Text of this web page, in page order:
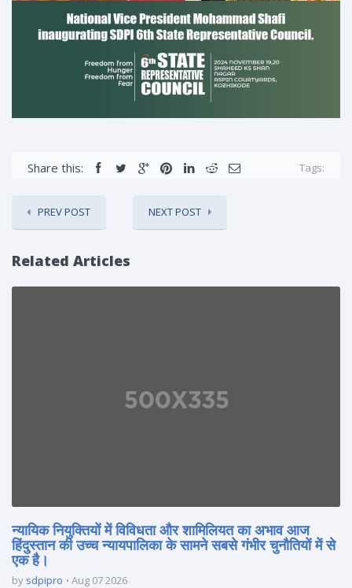
Share this: Tags:
PREV POST NEXT POST
Related Articles
न्यायिक नियुक्तियों में विविधता और शामिलियत का अभाव आज
हिंदुस्तान की उच्च न्यायपालिका के सामने सबसे गंभीर चुनौतियों में से
एक है।
by sdpipro Aug 07 2026